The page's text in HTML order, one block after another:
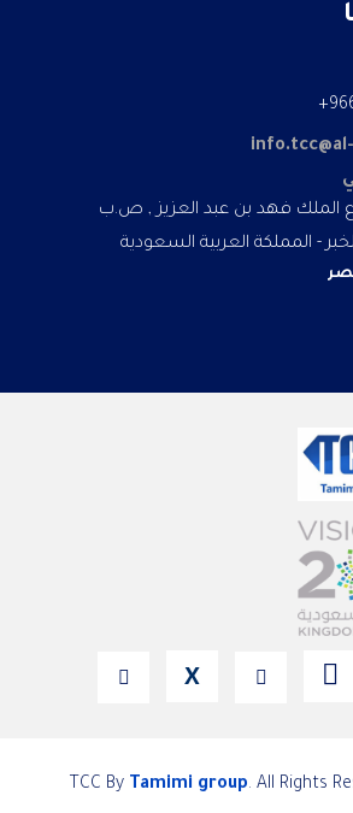
الملك فهد بن عبد العزيز , ص.ب
X
Tamimi group. All Rights